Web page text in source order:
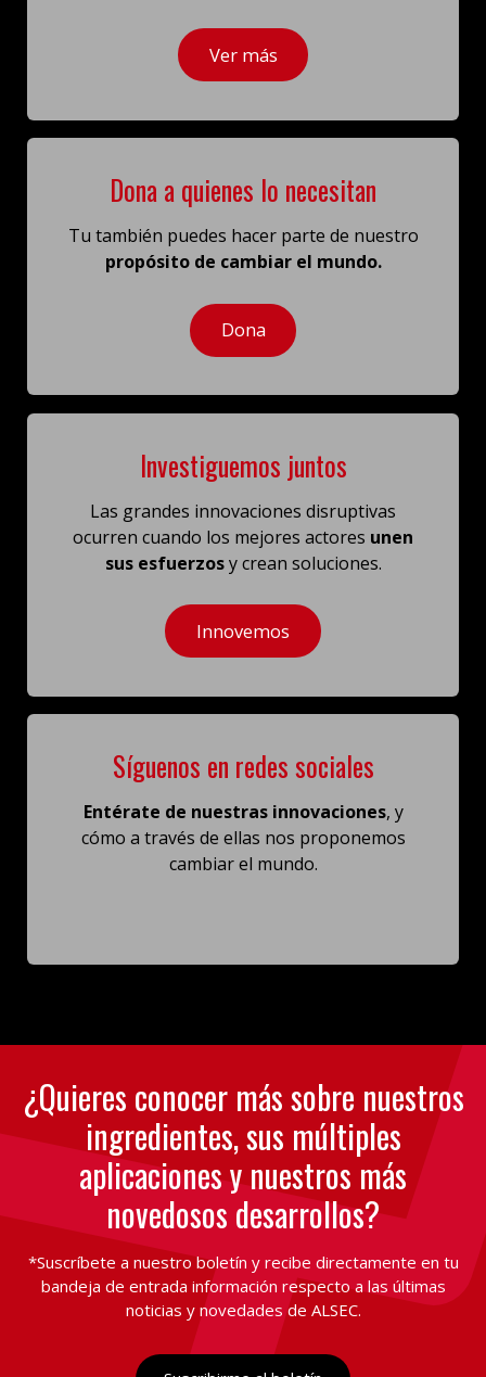
Ver más
Dona a quienes lo necesitan
Tu también puedes hacer parte de nuestro
propósito de cambiar el mundo.
Dona
Investiguemos juntos
Las grandes innovaciones disruptivas
ocurren cuando los mejores actores unen
sus esfuerzosy crean soluciones.
Innovemos
Síguenos en redes sociales
Entérate de nuestras innovaciones, y
cómo a través de ellas nos proponemos
cambiar el mundo.
¿Quieres conocer más sobre nuestros
ingredientes, sus múltiples
aplicaciones y nuestros más
novedosos desarrollos?
*Suscríbete a nuestro boletín y recibe directamente en tu
bandeja de entrada información respecto a las últimas
noticias y novedades de ALSEC.